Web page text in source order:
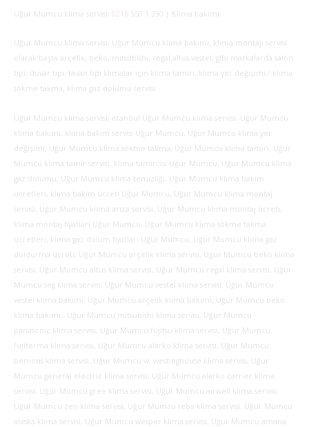
Uğur Mumcu klima servisi; 0216 550 1 390 | Klima bakımı
Uğur Mumcu klima servisi, Uğur Mumcu klima bakımı, klima montajı servisi
olarak başta arçelik, beko, mitsubishi, regal,altus vestel, gibi markalarda salon
tipi, duvar tipi, tavan tipi klimalar için klima tamiri, klima yer değişimi / klima
sökme takma, klima gaz dolumu servisi.
Uğur Mumcu klima servisi, istanbul Uğur Mumcu klima servisi, Uğur Mumcu
klima bakımı, klima bakım servisi Uğur Mumcu, Uğur Mumcu klima yer
değişimi, Uğur Mumcu klima sökme takma, Uğur Mumcu klima tamiri, Uğur
Mumcu klima tamir servisi, klima tamircisi Uğur Mumcu, Uğur Mumcu klima
gaz dolumu, Uğur Mumcu klima temizliği, Uğur Mumcu klima bakım
ücretleri, klima bakım ücreti Uğur Mumcu, Uğur Mumcu klima montaj
servisi, Uğur Mumcu klima arıza servisi, Uğur Mumcu klima montaj ücreti,
klima montaj fiyatları Uğur Mumcu, Uğur Mumcu klima sökme takma
ücretleri, klima gaz dolum fiyatları Uğur Mumcu, Uğur Mumcu klima gaz
doldurma ücreti, Uğur Mumcu arçelik klima servisi, Uğur Mumcu beko klima
servisi, Uğur Mumcu altus klima servisi, Uğur Mumcu regal klima servisi, Uğur
Mumcu seg klima servisi, Uğur Mumcu vestel klima servisi, Uğur Mumcu
vestel klima bakımı, Uğur Mumcu arçelik klima bakımı, Uğur Mumcu beko
klima bakımı, Uğur Mumcu mitsubishi klima servisi, Uğur Mumcu
panasonic klima servisi, Uğur Mumcu fujitsu klima servisi, Uğur Mumcu
fujiterma klima servisi, Uğur Mumcu alarko klima servisi, Uğur Mumcu
siemens klima servisi, Uğur Mumcu w. westinghouse klima servisi, Uğur
Mumcu general electric klima servisi, Uğur Mumcu alarko carrier klima
servisi, Uğur Mumcu gree klima servisi, Uğur Mumcu airwell klima servisi,
Uğur Mumcu zen klima servisi, Uğur Mumcu teba klima servisi, Uğur Mumcu
alaska klima servisi, Uğur Mumcu wesper klima servisi, Uğur Mumcu amana